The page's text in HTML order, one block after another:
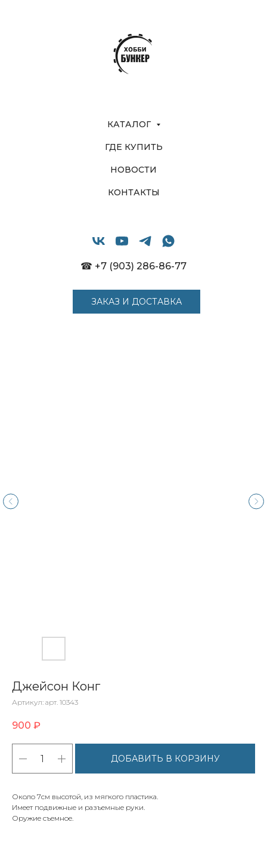
КАТАЛОГ
ГДЕ КУПИТЬ
НОВОСТИ
КОНТАКТЫ
☎ +7 (903) 286-86-77
ЗАКАЗ И ДОСТАВКА
Джейсон Конг
Артикул: арт. 10343
900 ₽
ДОБАВИТЬ В КОРЗИНУ
Около 7см высотой, из мягкого пластика.
Имеет подвижные и разъемные руки.
Оружие съемное.